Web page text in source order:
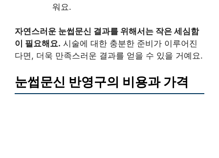
워요.
자연스러운 눈썹문신 결과를 위해서는 작은 세심함
이 필요해요. 시술에 대한 충분한 준비가 이루어진
다면, 더욱 만족스러운 결과를 얻을 수 있을 거예요.
눈썹문신 반영구의 비용과 가격